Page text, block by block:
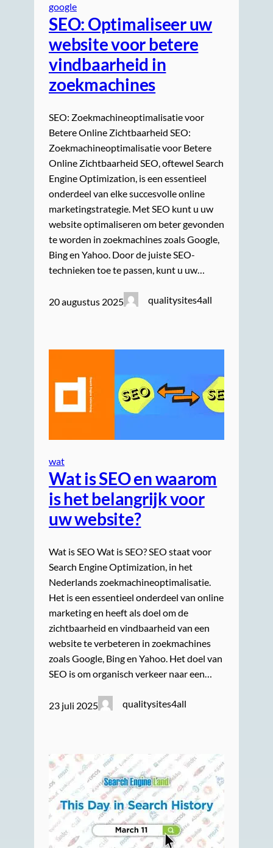
google
SEO: Optimaliseer uw
website voor betere
vindbaarheid in
zoekmachines
SEO: Zoekmachineoptimalisatie voor
Betere Online Zichtbaarheid SEO:
Zoekmachineoptimalisatie voor Betere
Online Zichtbaarheid SEO, oftewel Search
Engine Optimization, is een essentieel
onderdeel van elke succesvolle online
marketingstrategie. Met SEO kunt u uw
website optimaliseren om beter gevonden
te worden in zoekmachines zoals Google,
Bing en Yahoo. Door de juiste SEO-
technieken toe te passen, kunt u uw…
20 augustus 2025 qualitysites4all
wat
Wat is SEO en waarom
is het belangrijk voor
uw website?
Wat is SEO Wat is SEO? SEO staat voor
Search Engine Optimization, in het
Nederlands zoekmachineoptimalisatie.
Het is een essentieel onderdeel van online
marketing en heeft als doel om de
zichtbaarheid en vindbaarheid van een
website te verbeteren in zoekmachines
zoals Google, Bing en Yahoo. Het doel van
SEO is om organisch verkeer naar een…
23 juli 2025 qualitysites4all